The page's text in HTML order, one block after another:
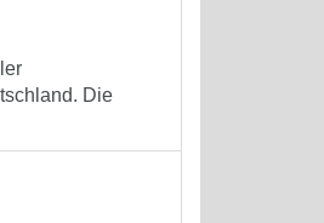
Die